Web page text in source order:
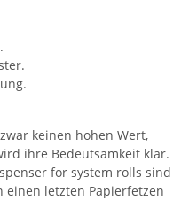
keinen hohen Wert,
ihre Bedeutsamkeit klar.
for system rolls sind
einen letzten Papierfetzen